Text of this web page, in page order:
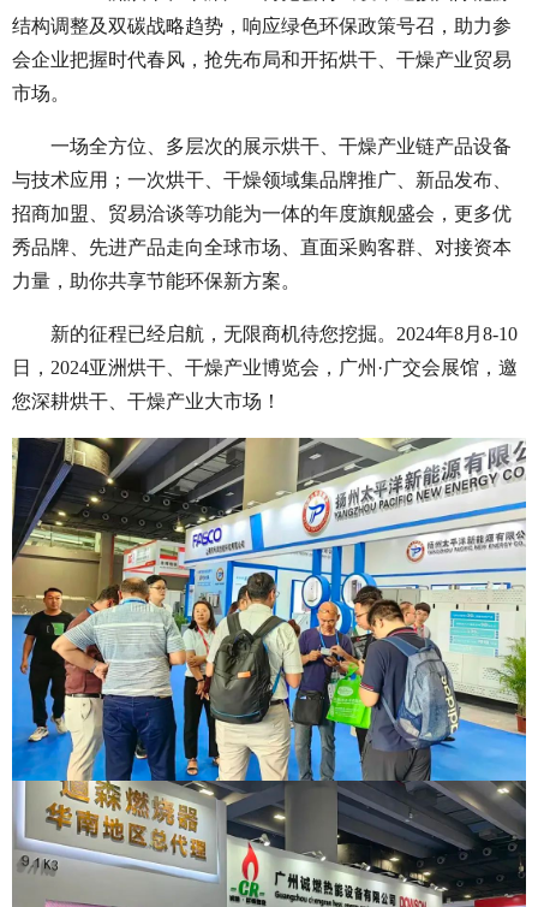
结构调整及双碳战略趋势，响应绿色环保政策号召，助力参
会企业把握时代春风，抢先布局和开拓烘干、干燥产业贸易
市场。
一场全方位、多层次的展示烘干、干燥产业链产品设备
与技术应用；一次烘干、干燥领域集品牌推广、新品发布、
招商加盟、贸易洽谈等功能为一体的年度旗舰盛会，更多优
秀品牌、先进产品走向全球市场、直面采购客群、对接资本
力量，助你共享节能环保新方案。
新的征程已经启航，无限商机待您挖掘。 2024年8月8-10
日，2024亚洲烘干、干燥产业博览会，广州·广交会展馆，邀
您深耕烘干、干燥产业大市场！